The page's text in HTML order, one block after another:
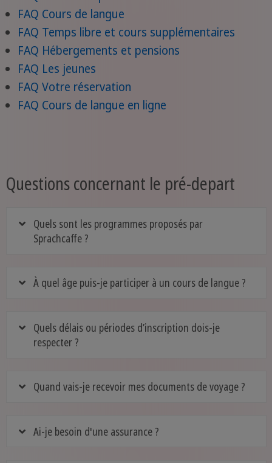
FAQ Cours de langue
FAQ Temps libre et cours supplémentaires
FAQ Hébergements et pensions
FAQ Les jeunes
FAQ Votre réservation
FAQ Cours de langue en ligne
Questions concernant le pré-depart
Quels sont les programmes proposés par
Sprachcaffe ?
À quel âge puis-je participer à un cours de langue ?
Quels délais ou périodes d’inscription dois-je
respecter ?
Quand vais-je recevoir mes documents de voyage ?
Ai-je besoin d'une assurance ?